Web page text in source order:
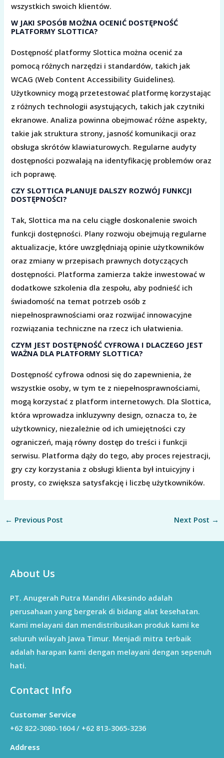
wszystkich swoich klientów.
W JAKI SPOSÓB MOŻNA OCENIĆ DOSTĘPNOŚĆ
PLATFORMY SLOTTICA?
Dostępność platformy Slottica można ocenić za
pomocą różnych narzędzi i standardów, takich jak
WCAG (Web Content Accessibility Guidelines).
Użytkownicy mogą przetestować platformę korzystając
z różnych technologii asystujących, takich jak czytniki
ekranowe. Analiza powinna obejmować różne aspekty,
takie jak struktura strony, jasność komunikacji oraz
obsługa skrótów klawiaturowych. Regularne audyty
dostępności pozwalają na identyfikację problemów oraz
ich poprawę.
CZY SLOTTICA PLANUJE DALSZY ROZWÓJ FUNKCJI
DOSTĘPNOŚCI?
Tak, Slottica ma na celu ciągłe doskonalenie swoich
funkcji dostępności. Plany rozwoju obejmują regularne
aktualizacje, które uwzględniają opinie użytkowników
oraz zmiany w przepisach prawnych dotyczących
dostępności. Platforma zamierza także inwestować w
dodatkowe szkolenia dla zespołu, aby podnieść ich
świadomość na temat potrzeb osób z
niepełnosprawnościami oraz rozwijać innowacyjne
rozwiązania techniczne na rzecz ich ułatwienia.
CZYM JEST DOSTĘPNOŚĆ CYFROWA I DLACZEGO JEST
WAŻNA DLA PLATFORMY SLOTTICA?
Dostępność cyfrowa odnosi się do zapewnienia, że
wszystkie osoby, w tym te z niepełnosprawnościami,
mogą korzystać z platform internetowych. Dla Slottica,
która wprowadza inkluzywny design, oznacza to, że
użytkownicy, niezależnie od ich umiejętności czy
ograniczeń, mają równy dostęp do treści i funkcji
serwisu. Platforma dąży do tego, aby proces rejestracji,
gry czy korzystania z obsługi klienta był intuicyjny i
prosty, co zwiększa satysfakcję i liczbę użytkowników.
← Previous Post Next Post →
About Us
PT. Anugerah Putra Mandiri Alkesindo adalah
perusahaan yang bergerak di bidang alat kesehatan.
Kami melayani dan mendistribusikan produk kami ke
seluruh wilayah Jawa Timur. Menjadi mitra terbaik
adalah harapan kami dengan melayani dengan sepenuh
hati.
Contact Info
Customer Service
+62 822-3080-1604 / +62 813-3065-3236
Address